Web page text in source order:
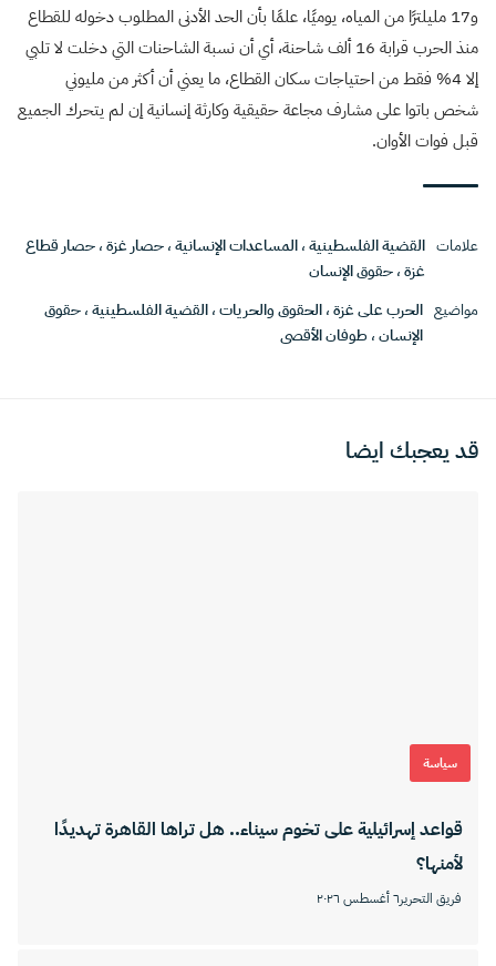
و17 مليلترًا من المياه، يوميًا، علمًا بأن الحد الأدنى المطلوب دخوله للقطاع
منذ الحرب قرابة 16 ألف شاحنة، أي أن نسبة الشاحنات التي دخلت لا تلبي
إلا 4% فقط من احتياجات سكان القطاع، ما يعني أن أكثر من مليوني
شخص باتوا على مشارف مجاعة حقيقية وكارثة إنسانية إن لم يتحرك الجميع
قبل فوات الأوان.
علامات القضية الفلسطينية،المساعدات الإنسانية،حصار غزة،حصار قطاع
غزة،حقوق الإنسان
مواضيع الحرب على غزة،الحقوق والحريات،القضية الفلسطينية،حقوق
الإنسان، طوفان الأقصى
قد يعجبك ايضا
سياسة
قواعد إسرائيلية على تخوم سيناء.. هل تراها القاهرة تهديدًا
لأمنها؟
فريق التحرير٦ أغسطس ٢٠٢٦